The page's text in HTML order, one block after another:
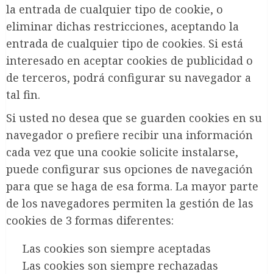
la entrada de cualquier tipo de cookie, o
eliminar dichas restricciones, aceptando la
entrada de cualquier tipo de cookies. Si está
interesado en aceptar cookies de publicidad o
de terceros, podrá configurar su navegador a
tal fin.
Si usted no desea que se guarden cookies en su
navegador o prefiere recibir una información
cada vez que una cookie solicite instalarse,
puede configurar sus opciones de navegación
para que se haga de esa forma. La mayor parte
de los navegadores permiten la gestión de las
cookies de 3 formas diferentes:
Las cookies son siempre aceptadas
Las cookies son siempre rechazadas